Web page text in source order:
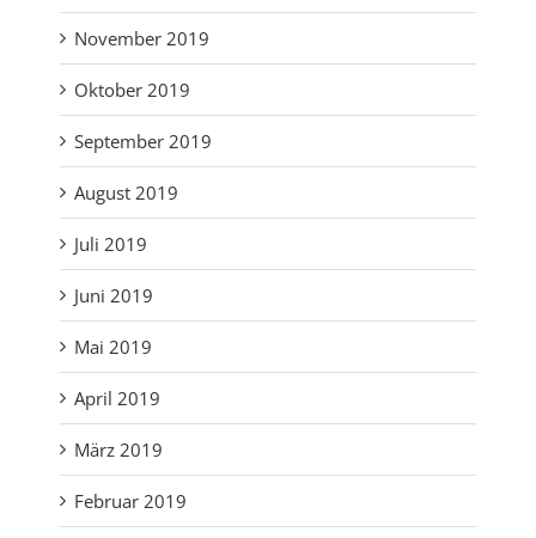
November 2019
Oktober 2019
September 2019
August 2019
Juli 2019
Juni 2019
Mai 2019
April 2019
März 2019
Februar 2019